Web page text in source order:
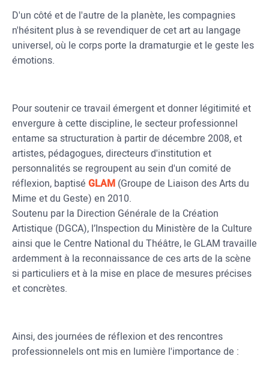
D'un côté et de l'autre de la planète, les compagnies
n'hésitent plus à se revendiquer de cet art au langage
universel, où le corps porte la dramaturgie et le geste les
émotions.
Pour soutenir ce travail émergent et donner légitimité et
envergure à cette discipline, le secteur professionnel
entame sa structuration à partir de décembre 2008, et
artistes, pédagogues, directeurs d'institution et
personnalités se regroupent au sein d'un comité de
réflexion, baptisé GLAM (Groupe de Liaison des Arts du
Mime et du Geste) en 2010.
Soutenu par la Direction Générale de la Création
Artistique (DGCA), l’Inspection du Ministère de la Culture
ainsi que le Centre National du Théâtre, le GLAM travaille
ardemment à la reconnaissance de ces arts de la scène
si particuliers et à la mise en place de mesures précises
et concrètes.
Ainsi, des journées de réflexion et des rencontres
professionnelels ont mis en lumière l'importance de :